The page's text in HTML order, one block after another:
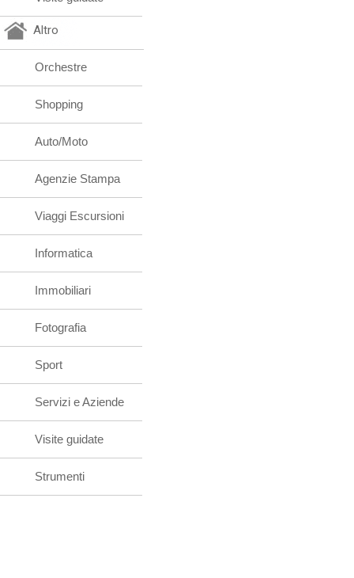
Altro
Orchestre
Shopping
Auto/Moto
Agenzie Stampa
Viaggi Escursioni
Informatica
Immobiliari
Fotografia
Sport
Servizi e Aziende
Visite guidate
Strumenti